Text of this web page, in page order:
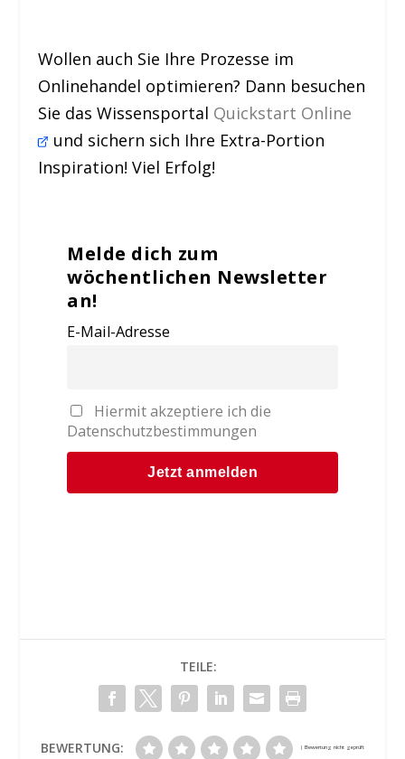
Wollen auch Sie Ihre Prozesse im
Onlinehandel optimieren? Dann besuchen
Sie das Wissensportal Quickstart Online
und sichern sich Ihre Extra-Portion
Inspiration! Viel Erfolg!
Melde dich zum
wöchentlichen Newsletter
an!
E-Mail-Adresse
Hiermit akzeptiere ich die
Datenschutzbestimmungen
TEILE:
BEWERTUNG: